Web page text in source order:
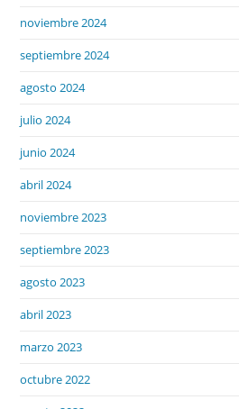
noviembre 2024
septiembre 2024
agosto 2024
julio 2024
junio 2024
abril 2024
noviembre 2023
septiembre 2023
agosto 2023
abril 2023
marzo 2023
octubre 2022